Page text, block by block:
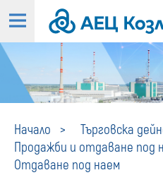
Начало
Търговска
Продажби и отдаване под
Отдаване под наем